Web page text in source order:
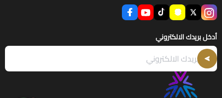
أدخل بريدك الالكتروني